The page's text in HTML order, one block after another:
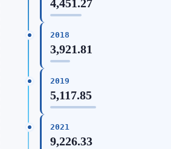
4,451.27
2018
3,921.81
2019
5,117.85
2021
9,226.33